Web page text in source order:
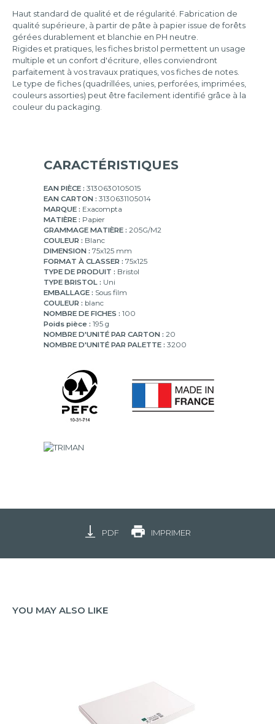
100x150
mm
105x148
mm
125x200
mm
perforé
Uni
Haut standard de qualité et de régularité. Fabrication de
qualité supérieure, à partir de pâte à papier issue de forêts
gérées durablement et blanchie en PH neutre.
Rigides et pratiques, les fiches bristol permettent un usage
multiple et un confort d'écriture, elles conviendront
parfaitement à vos travaux pratiques, vos fiches de notes.
Le type de fiches (quadrillées, unies, perforées, imprimées,
couleurs assorties) peut être facilement identifié grâce à la
couleur du packaging.
CARACTÉRISTIQUES
EAN PIÈCE : 3130630105015
EAN CARTON : 3130631105014
MARQUE : Exacompta
MATIÈRE : Papier
GRAMMAGE MATIÈRE : 205G/M2
COULEUR : Blanc
DIMENSION : 75x125 mm
FORMAT À CLASSER : 75x125
TYPE DE PRODUIT : Bristol
TYPE BRISTOL : Uni
EMBALLAGE : Sous film
COULEUR : blanc
NOMBRE DE FICHES : 100
Poids pièce : 195 g
NOMBRE D'UNITÉ PAR CARTON : 20
NOMBRE D'UNITÉ PAR PALETTE : 3200
PDF IMPRIMER
YOU MAY ALSO LIKE